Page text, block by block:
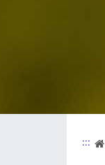
:::